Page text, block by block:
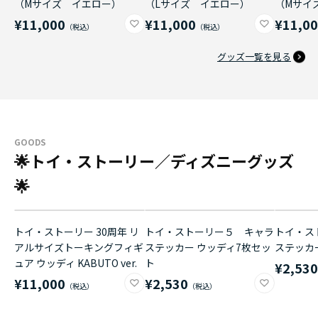
（Mサイズ イエロー）
¥11,000
（Lサイズ イエロー）
¥11,000
（Mサ
グッズ一覧を見る
GOODS
🌟トイ・ストーリー／ディズニーグッズ
🌟
トイ・ストーリー 30周年 リ
アルサイズトーキングフィギ
ュア ウッディ KABUTO ver.
¥11,000
トイ・ストーリー５ キャラ
ステッカー ウッディ7枚セッ
ト
¥2,530
トイ・
ステッカ
¥2,530